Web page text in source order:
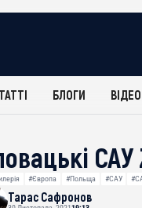
БЛОГИ
#Європа #Польща #САУ
Тарас Сафронов